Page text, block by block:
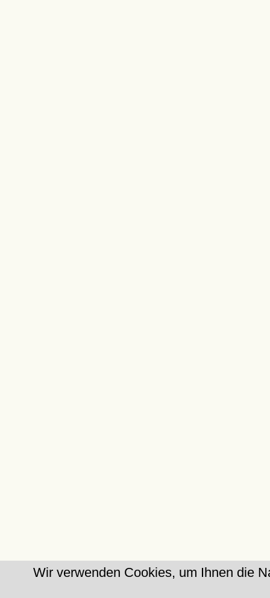
Wir verwenden Cookies, um Ihnen die